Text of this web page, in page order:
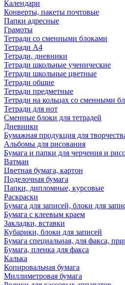
Календари
Конверты, пакеты почтовые
Папки адресные
Грамоты
Тетради со сменными блоками
Тетради А4
Тетради, дневники
Тетради школьные ученические
Тетради школьные цветные
Тетради общие
Тетради предметные
Тетради на кольцах со сменными
Тетради для нот
Сменные блоки для тетрадей
Дневники
Бумажная продукция для
Альбомы для рисования
Бумага и папки для черчения и
Ватман
Цветная бумага, картон
Поделочная бумага
Папки, дипломные, курсовые
Раскраски
Бумага для записей, блоки для
Бумага с клеевым краем
Закладки, вставки
Кубарики, блоки для записей
Бумага специальная, для факса,
Бумага, пленка для факса
Калька
Копировальная бумага
Миллиметровая бумага